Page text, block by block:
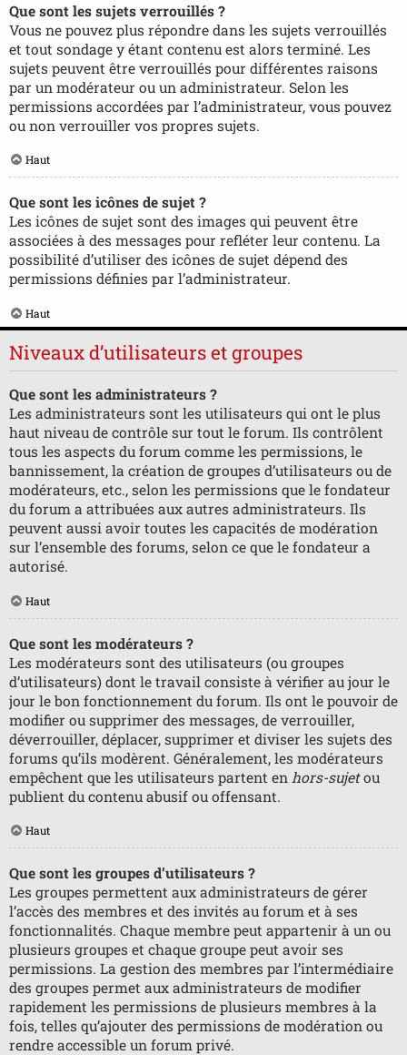
Que sont les sujets verrouillés ?
Vous ne pouvez plus répondre dans les sujets verrouillés
et tout sondage y étant contenu est alors terminé. Les
sujets peuvent être verrouillés pour différentes raisons
par un modérateur ou un administrateur. Selon les
permissions accordées par l’administrateur, vous pouvez
ou non verrouiller vos propres sujets.
Haut
Que sont les icônes de sujet ?
Les icônes de sujet sont des images qui peuvent être
associées à des messages pour refléter leur contenu. La
possibilité d’utiliser des icônes de sujet dépend des
permissions définies par l’administrateur.
Haut
Niveaux d’utilisateurs et groupes
Que sont les administrateurs ?
Les administrateurs sont les utilisateurs qui ont le plus
haut niveau de contrôle sur tout le forum. Ils contrôlent
tous les aspects du forum comme les permissions, le
bannissement, la création de groupes d’utilisateurs ou de
modérateurs, etc., selon les permissions que le fondateur
du forum a attribuées aux autres administrateurs. Ils
peuvent aussi avoir toutes les capacités de modération
sur l’ensemble des forums, selon ce que le fondateur a
autorisé.
Haut
Que sont les modérateurs ?
Les modérateurs sont des utilisateurs (ou groupes
d’utilisateurs) dont le travail consiste à vérifier au jour le
jour le bon fonctionnement du forum. Ils ont le pouvoir de
modifier ou supprimer des messages, de verrouiller,
déverrouiller, déplacer, supprimer et diviser les sujets des
forums qu’ils modèrent. Généralement, les modérateurs
empêchent que les utilisateurs partent en hors-sujetou
publient du contenu abusif ou offensant.
Haut
Que sont les groupes d’utilisateurs ?
Les groupes permettent aux administrateurs de gérer
l’accès des membres et des invités au forum et à ses
fonctionnalités. Chaque membre peut appartenir à un ou
plusieurs groupes et chaque groupe peut avoir ses
permissions. La gestion des membres par l’intermédiaire
des groupes permet aux administrateurs de modifier
rapidement les permissions de plusieurs membres à la
fois, telles qu’ajouter des permissions de modération ou
rendre accessible un forum privé.